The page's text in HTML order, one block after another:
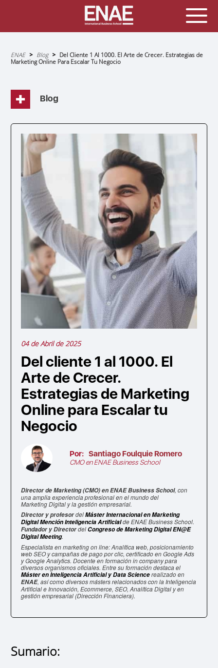
Sobrescribir
enlaces
de
navegación
ENAE Blog
Del Cliente 1 Al 1000. El Arte de Crecer. Estrategias de
Marketing Online Para Escalar Tu Negocio
Blog
04 de Abril de 2025
Del cliente 1 al 1000. El
Arte de Crecer.
Estrategias de Marketing
Online para Escalar tu
Negocio
Por: Santiago Foulquie Romero
CMO en ENAE Business School
Director de Marketing (CMO) en ENAE Business School, con
una amplia experiencia profesional en el mundo del
Marketing Digital y la gestión empresarial.
Director y profesordelMáster Internacional en Marketing
Digital Mención Inteligencia Artificialde ENAE Business School.
Fundador y DirectordelCongreso de Marketing Digital EN@E
Digital Meeting.
Especialista en marketing on line: Analítica web, posicionamiento
web SEO y campañas de pago por clic, certificado en Google Ads
y Google Analytics. Docente en formación in company para
diversos organismos oficiales. Entre su formación destaca el
Máster en Inteligencia Artificial y Data Sciencerealizado en
ENAE, así como diversos másters relacionados con la Inteligencia
Artificial e Innovación, Ecommerce, SEO, Analítica Digital y en
gestión empresarial (Dirección Financiera).
Sumario: